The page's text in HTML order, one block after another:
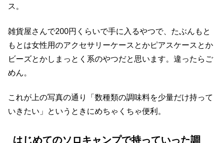
ス。
雑貨屋さんで200円くらいで手に入るやつで、たぶんもと
もとは女性用のアクセサリーケースとかピアスケースとか
ビーズとかしまっとく系のやつだと思います。違ったらご
めん。
これが上の写真の通り「数種類の調味料を少量だけ持って
いきたい」というときにめちゃくちゃ便利。
はじめてのソロキャンプで持っていった調